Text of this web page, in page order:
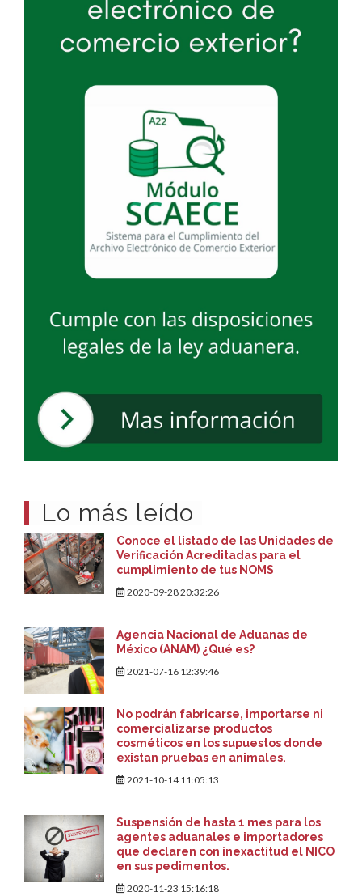
Lo más leído
Conoce el listado de las Unidades de
Verificación Acreditadas para el
cumplimiento de tus NOMS
2020-09-28 20:32:26
Agencia Nacional de Aduanas de
México (ANAM) ¿Qué es?
2021-07-16 12:39:46
No podrán fabricarse, importarse ni
comercializarse productos
cosméticos en los supuestos donde
existan pruebas en animales.
2021-10-14 11:05:13
Suspensión de hasta 1 mes para los
agentes aduanales e importadores
que declaren con inexactitud el NICO
en sus pedimentos.
2020-11-23 15:16:18